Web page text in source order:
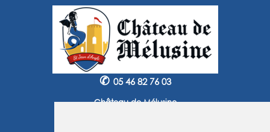
✆ 05 46 82 76 03
Château de Mélusine